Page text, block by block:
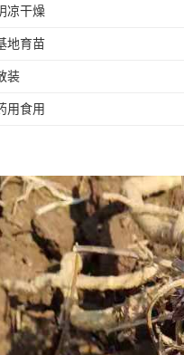
凉干燥
地育苗
装
用食用